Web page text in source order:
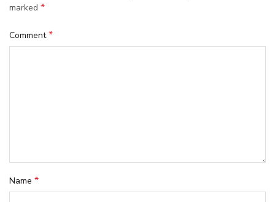
marked *
Comment*
Name *